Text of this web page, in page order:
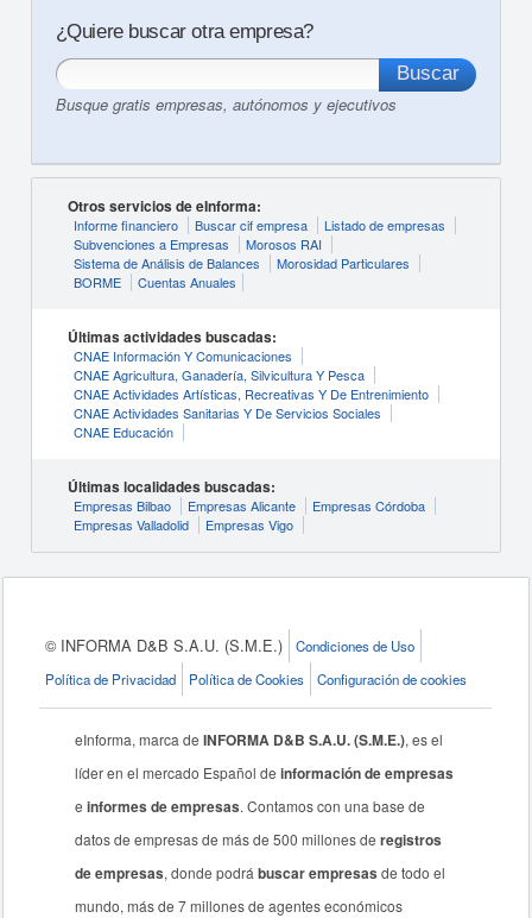
¿Quiere buscar otra empresa?
Busque gratis empresas, autónomos y ejecutivos
Otros servicios de eInforma:
Informe financiero Buscar cif empresa
Listado de empresas
Subvenciones a Empresas
Morosos RAI
Sistema de Análisis de Balances
Morosidad Particulares
BORME
Cuentas Anuales
Últimas actividades buscadas:
CNAE Información Y Comunicaciones
CNAE Agricultura, Ganadería, Silvicultura Y Pesca
CNAE Actividades Artísticas, Recreativas Y De Entrenimiento
CNAE Actividades Sanitarias Y De Servicios Sociales
CNAE Educación
Últimas localidades buscadas:
Empresas Bilbao Empresas Alicante
Empresas Córdoba
Empresas Valladolid
Empresas Vigo
© INFORMA D&B S.A.U. (S.M.E.)
Condiciones de Uso
Política de Privacidad
Política de Cookies Configuración de cookies
eInforma, marca deINFORMA D&B S.A.U. (S.M.E.), es el
líder en el mercado Español deinformación de empresas
einformes de empresas. Contamos con una base de
datos de empresas de más de 500 millones deregistros
de empresas, donde podrábuscar empresas de todo el
mundo, más de 7 millones de agentes económicos